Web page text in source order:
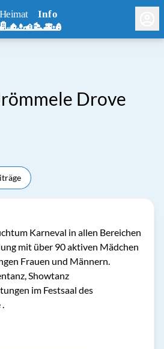
Drove
Karneval in allen Bereichen
mit über 90 aktiven Mädchen
Frauen und Männern.
Showtanz
im Festsaal des